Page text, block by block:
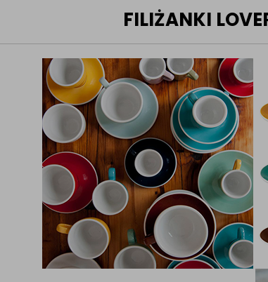
FILIŻANKI